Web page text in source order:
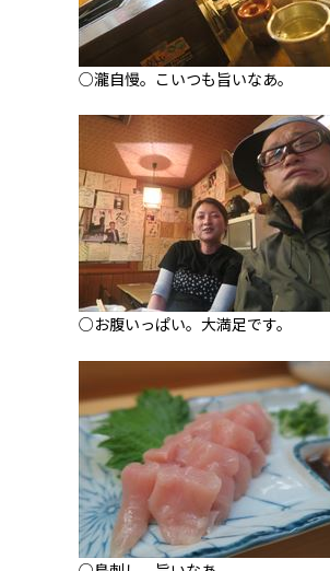
○瀧自慢。こいつも旨いなあ。
○お腹いっぱい。大満足です。